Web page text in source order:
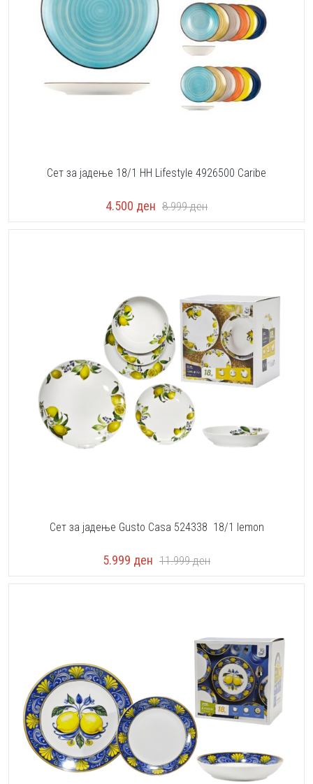
Сет за јадење 18/1 HH Lifestyle 4926500 Caribe
4.500 ден 8.999ден
Сет за јадење Gusto Casa 524338 18/1 lemon
5.999 ден 11.999ден